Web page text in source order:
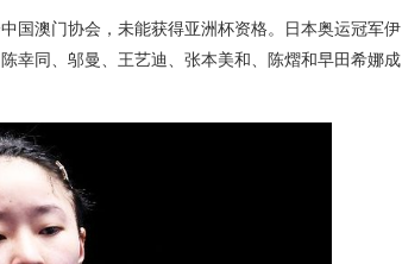
国澳门协会，未能获得亚洲杯资格。日本奥运冠军伊
幸同、邬曼、王艺迪、张本美和、陈熠和早田希娜成